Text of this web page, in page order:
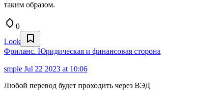
таким образом.
0
Look
Фриланс. Юридическая и финансовая сторона
smple Jul 22 2023 at 10:06
Любой перевод будет проходить через ВЭД